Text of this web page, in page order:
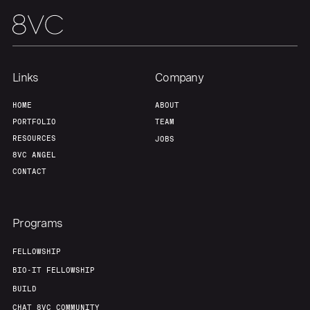
Portfolio Fellowship
Our Thesis Jobs
Links
HOME
PORTFOLIO
RESOURCES
8VC ANGEL
CONTACT
Company
ABOUT
TEAM
JOBS
Programs
FELLOWSHIP
BIO-IT FELLOWSHIP
BUILD
CHAT 8VC COMMUNITY